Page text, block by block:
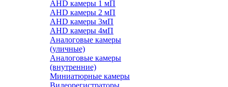
AHD камеры 1 мП
AHD камеры 2 мП
AHD камеры 3мП
AHD камеры 4мП
Аналоговые камеры
(уличные)
Аналоговые камеры
(внутренние)
Миниатюрные камеры
Видеорегистраторы